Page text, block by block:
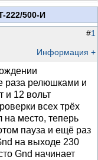
222/500-И
#1
Информация +
раза релюшками и
и 12 вольт
всех трёх
на место, теперь
пауза и ещё раз
на выходе 230
Gnd начинает